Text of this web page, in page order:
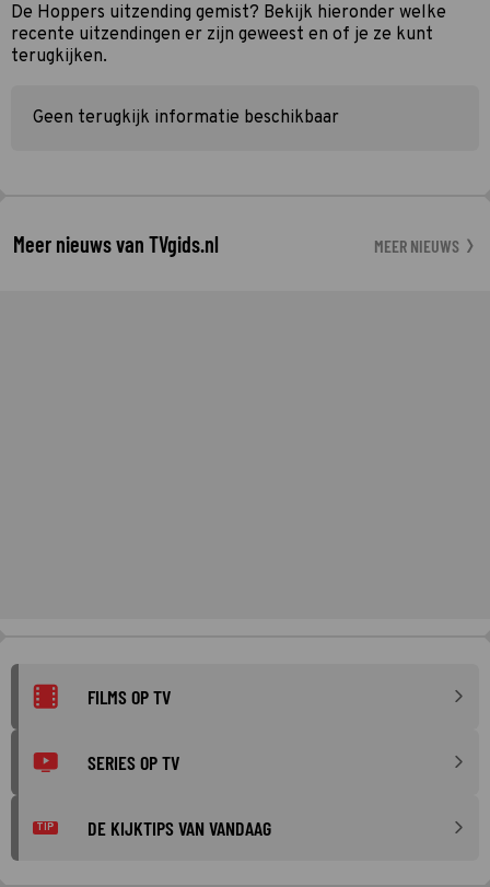
De Hoppers uitzending gemist? Bekijk hieronder welke
recente uitzendingen er zijn geweest en of je ze kunt
terugkijken.
Geen terugkijk informatie beschikbaar
Meer nieuws van TVgids.nl MEER NIEUWS
FILMS OP TV
SERIES OP TV
TIP DE KIJKTIPS VAN VANDAAG